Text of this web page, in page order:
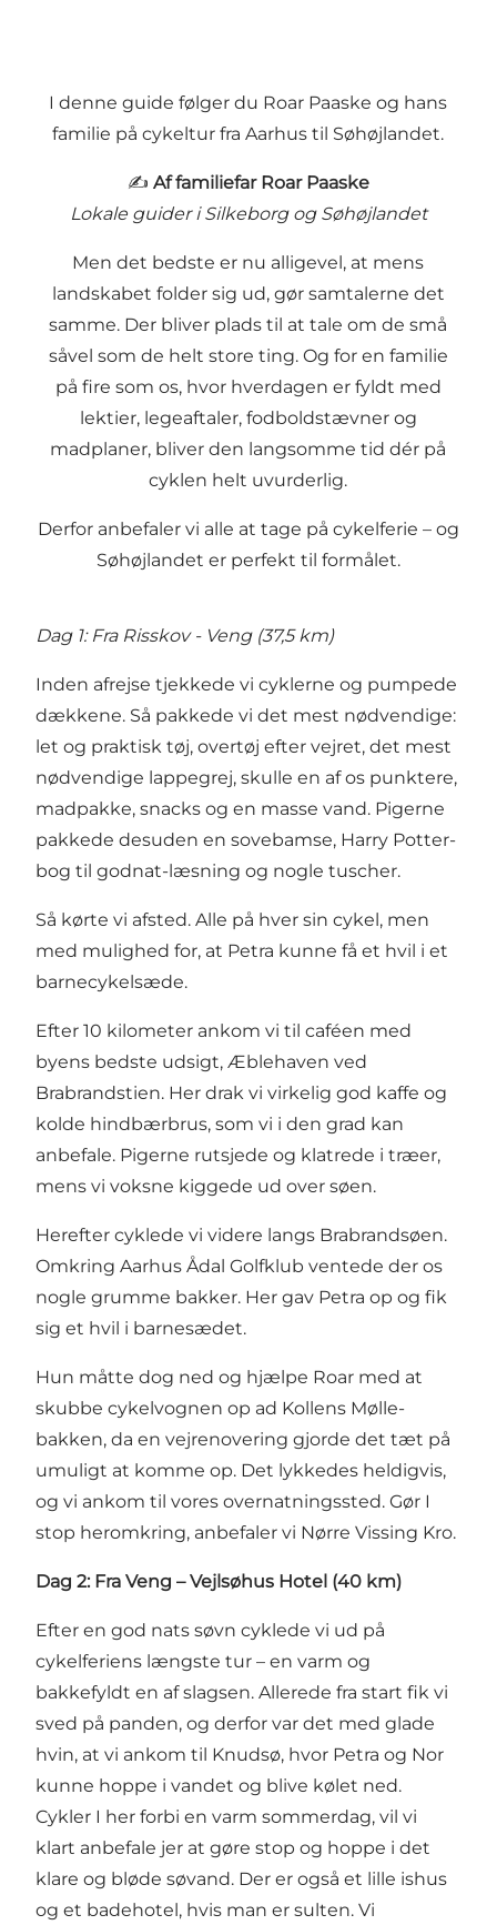
I denne guide følger du Roar Paaske og hans
familie på cykeltur fra Aarhus til Søhøjlandet.
✍️ Af familiefar Roar Paaske
Lokale guider i Silkeborg og Søhøjlandet
Men det bedste er nu alligevel, at mens
landskabet folder sig ud, gør samtalerne det
samme. Der bliver plads til at tale om de små
såvel som de helt store ting. Og for en familie
på fire som os, hvor hverdagen er fyldt med
lektier, legeaftaler, fodboldstævner og
madplaner, bliver den langsomme tid dér på
cyklen helt uvurderlig.
Derfor anbefaler vi alle at tage på cykelferie – og
Søhøjlandet er perfekt til formålet.
Dag 1: Fra Risskov - Veng (37,5 km)
Inden afrejse tjekkede vi cyklerne og pumpede
dækkene. Så pakkede vi det mest nødvendige:
let og praktisk tøj, overtøj efter vejret, det mest
nødvendige lappegrej, skulle en af os punktere,
madpakke, snacks og en masse vand. Pigerne
pakkede desuden en sovebamse, Harry Potter-
bog til godnat-læsning og nogle tuscher.
Så kørte vi afsted. Alle på hver sin cykel, men
med mulighed for, at Petra kunne få et hvil i et
barnecykelsæde.
Efter 10 kilometer ankom vi til caféen med
byens bedste udsigt, Æblehaven ved
Brabrandstien. Her drak vi virkelig god kaffe og
kolde hindbærbrus, som vi i den grad kan
anbefale. Pigerne rutsjede og klatrede i træer,
mens vi voksne kiggede ud over søen.
Herefter cyklede vi videre langs Brabrandsøen.
Omkring Aarhus Ådal Golfklub ventede der os
nogle grumme bakker. Her gav Petra op og fik
sig et hvil i barnesædet.
Hun måtte dog ned og hjælpe Roar med at
skubbe cykelvognen op ad Kollens Mølle-
bakken, da en vejrenovering gjorde det tæt på
umuligt at komme op. Det lykkedes heldigvis,
og vi ankom til vores overnatningssted. Gør I
stop heromkring, anbefaler vi Nørre Vissing Kro.
Dag 2: Fra Veng – Vejlsøhus Hotel (40 km)
Efter en god nats søvn cyklede vi ud på
cykelferiens længste tur – en varm og
bakkefyldt en af slagsen. Allerede fra start fik vi
sved på panden, og derfor var det med glade
hvin, at vi ankom til Knudsø, hvor Petra og Nor
kunne hoppe i vandet og blive kølet ned.
Cykler I her forbi en varm sommerdag, vil vi
klart anbefale jer at gøre stop og hoppe i det
klare og bløde søvand. Der er også et lille ishus
og et badehotel, hvis man er sulten. Vi